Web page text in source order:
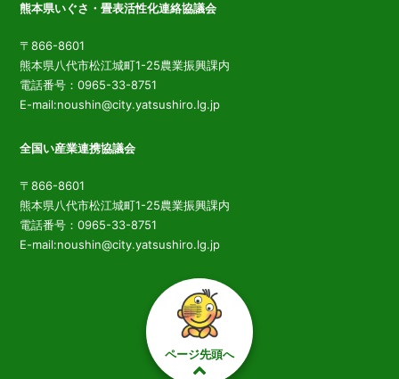
熊本県いぐさ・畳表活性化連絡協議会
〒866-8601
熊本県八代市松江城町1-25農業振興課内
電話番号：0965-33-8751
E-mail:noushin@city.yatsushiro.lg.jp
全国い産業連携協議会
〒866-8601
熊本県八代市松江城町1-25農業振興課内
電話番号：0965-33-8751
E-mail:noushin@city.yatsushiro.lg.jp
ページ先頭へ